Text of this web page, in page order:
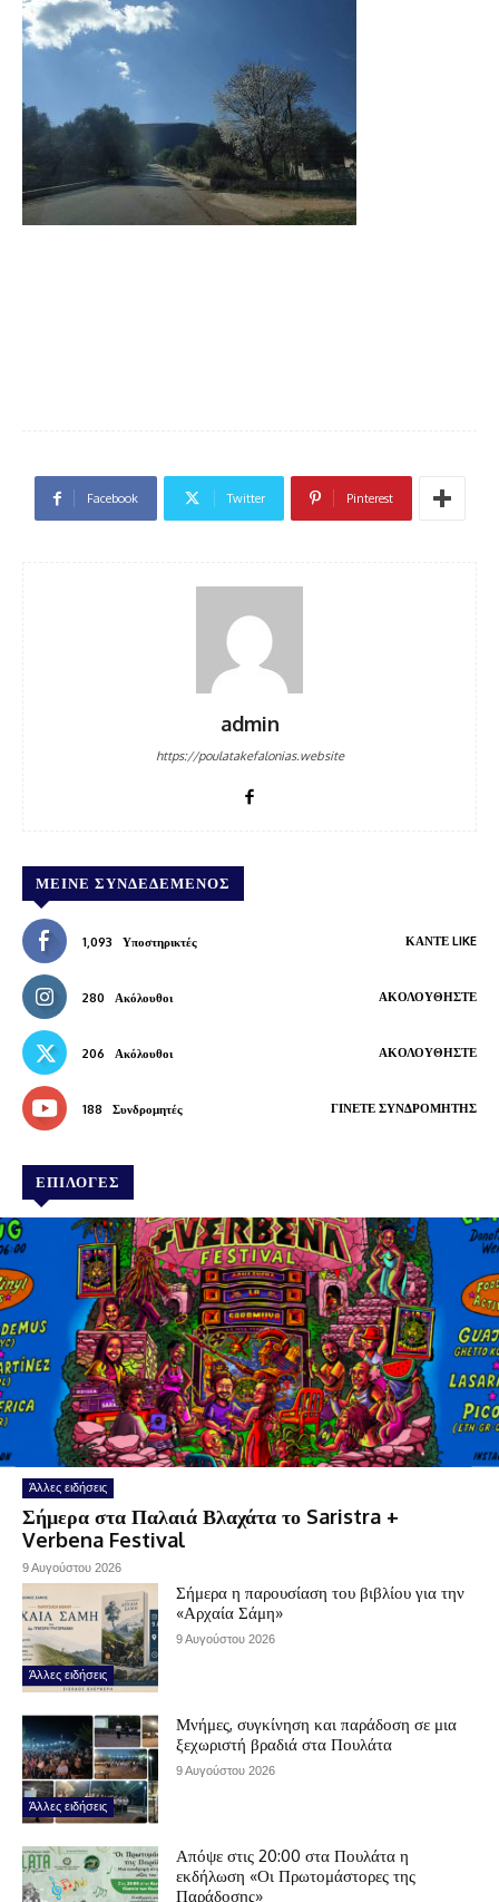
Facebook Twitter Pinterest
admin
https://poulatakefalonias.website
ΜΕΊΝΕ ΣΥΝΔΕΔΕΜΈΝΟΣ
1,093 Υποστηρικτές ΚΆΝΤΕ LIKE
280 Ακόλουθοι ΑΚΟΛΟΥΘΉΣΤΕ
206 Ακόλουθοι ΑΚΟΛΟΥΘΉΣΤΕ
188 Συνδρομητές ΓΊΝΕΤΕ ΣΥΝΔΡΟΜΗΤΉΣ
ΕΠΙΛΟΓΕΣ
Άλλες ειδήσεις
Σήμερα στα Παλαιά Βλαχάτα το Saristra +
Verbena Festival
9 Αυγούστου 2026
Άλλες ειδήσεις
Σήμερα η παρουσίαση του βιβλίου για την
«Αρχαία Σάμη»
9 Αυγούστου 2026
Άλλες ειδήσεις
Μνήμες, συγκίνηση και παράδοση σε μια
ξεχωριστή βραδιά στα Πουλάτα
9 Αυγούστου 2026
Απόψε στις 20:00 στα Πουλάτα η
εκδήλωση «Οι Πρωτομάστορες της
Παράδοσης»